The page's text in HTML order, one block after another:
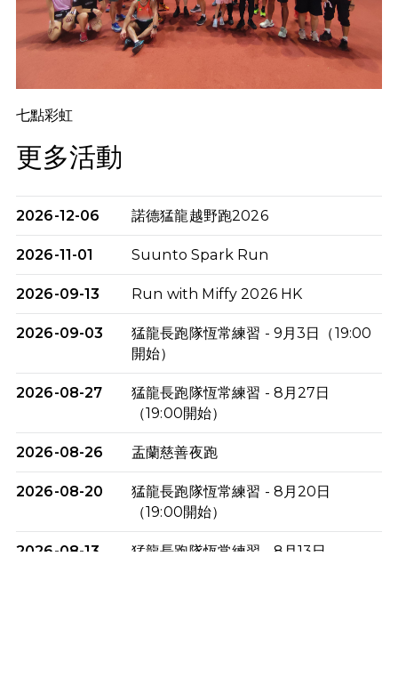
七點彩虹
更多活動
2026-12-06 諾德猛龍越野跑2026
2026-11-01 Suunto Spark Run
2026-09-13 Run with Miffy 2026 HK
2026-09-03
猛龍長跑隊恆常練習 - 9月3日（19:00
開始）
2026-08-27
猛龍長跑隊恆常練習 - 8月27日
（19:00開始）
2026-08-26 盂蘭慈善夜跑
2026-08-20
猛龍長跑隊恆常練習 - 8月20日
（19:00開始）
2026-08-13
猛龍長跑隊恆常練習 - 8月13日